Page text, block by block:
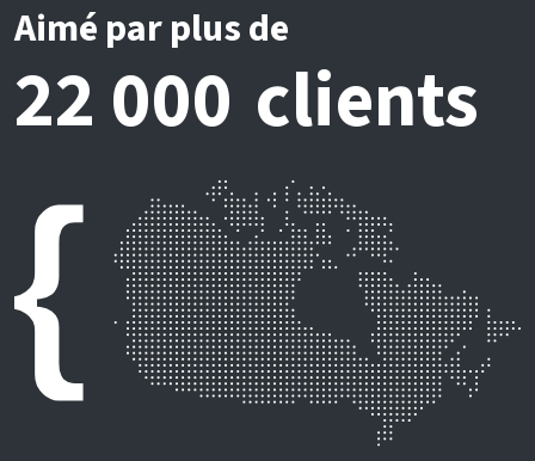
Aimé par plus de
22 000 clients